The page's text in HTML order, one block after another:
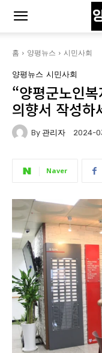
홈 양평뉴스 시민사회
양평뉴스 시민사회
“양평군노인
의향서 작성하
By 관리자 2024-
Naver